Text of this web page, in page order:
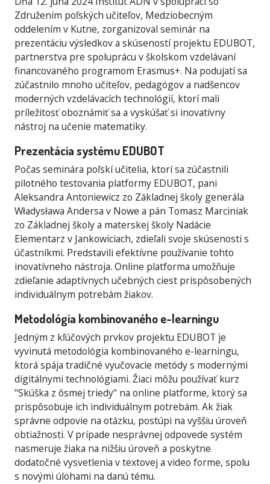
Združením poľských učiteľov, Medziobecným
oddelením v Kutne, zorganizoval seminár na
prezentáciu výsledkov a skúseností projektu EDUBOT,
partnerstva pre spoluprácu v školskom vzdelávaní
financovaného programom Erasmus+. Na podujatí sa
zúčastnilo mnoho učiteľov, pedagógov a nadšencov
moderných vzdelávacích technológií, ktorí mali
príležitosť oboznámiť sa a vyskúšať si inovatívny
nástroj na učenie matematiky.
Prezentácia systému EDUBOT
Počas seminára poľskí učitelia, ktorí sa zúčastnili
pilotného testovania platformy EDUBOT, pani
Aleksandra Antoniewicz zo Základnej školy generála
Władysława Andersa v Nowe a pán Tomasz Marciniak
zo Základnej školy a materskej školy Nadácie
Elementarz v Jankowiciach, zdieľali svoje skúsenosti s
účastníkmi. Predstavili efektívne používanie tohto
inovatívneho nástroja. Online platforma umožňuje
zdieľanie adaptívnych učebných ciest prispôsobených
individuálnym potrebám žiakov.
Metodológia kombinovaného e-learningu
Jedným z kľúčových prvkov projektu EDUBOT je
vyvinutá metodológia kombinovaného e-learningu,
ktorá spája tradičné vyučovacie metódy s modernými
digitálnymi technológiami. Žiaci môžu používať kurz
"Skúška z ôsmej triedy" na online platforme, ktorý sa
prispôsobuje ich individuálnym potrebám. Ak žiak
správne odpovie na otázku, postúpi na vyššiu úroveň
obtiažnosti. V prípade nesprávnej odpovede systém
nasmeruje žiaka na nižšiu úroveň a poskytne
dodatočné vysvetlenia v textovej a video forme, spolu
s novými úlohami na danú tému.